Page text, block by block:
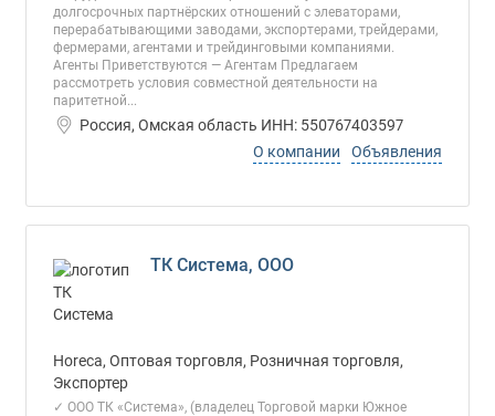
долгосрочных партнёрских отношений с элеваторами,
перерабатывающими заводами, экспортерами, трейдерами,
фермерами, агентами и трейдинговыми компаниями.
Агенты Приветствуются — Агентам Предлагаем
рассмотреть условия совместной деятельности на
паритетной...
Россия, Омская область ИНН: 550767403597
О компании
Объявления
ТК Система, ООО
Horeca, Оптовая торговля, Розничная торговля,
Экспортер
✓ ООО ТК «Система», (владелец Торговой марки Южное